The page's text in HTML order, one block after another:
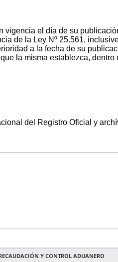
el día de su
de la Ley Nº 25.561,
a la fecha de su
la misma establezca,
del Registro Oficial y
Y CONTROL ADUANERO